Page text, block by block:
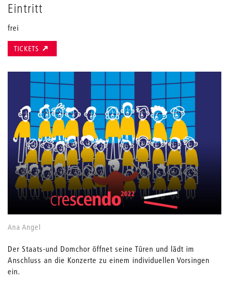
Eintritt
frei
TICKETS
Ana Angel
Der Staats-und Domchor öffnet seine Türen und lädt im
Anschluss an die Konzerte zu einem individuellen Vorsingen
ein.